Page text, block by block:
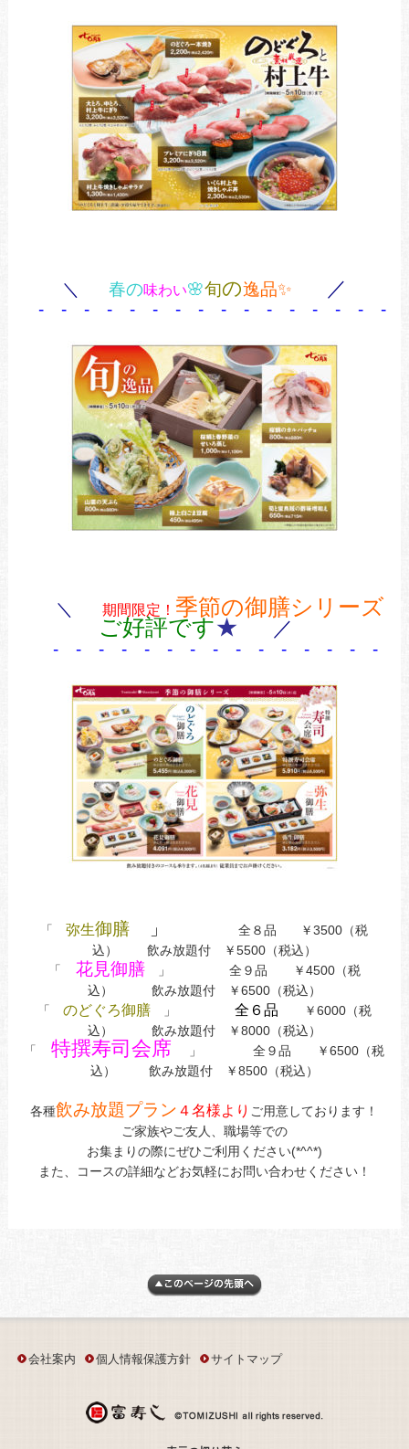
＼ 春の味わい🌸旬の逸品✨ ／
- - - - - - - - - - - - - - - -
＼ 期間限定！季節の御膳シリーズ
ご好評です★ ／
- - - - - - - - - - - - - - - -
「弥生御膳 」
全８品 ￥3500（税
込） 飲み放題付 ￥5500（税込）
「
花見御膳」 全９品 ￥4500（税
込） 飲み放題付 ￥6500（税込）
「 のどぐろ御膳」 全６品 ￥6000（税
込） 飲み放題付 ￥8000（税込）
「
特撰寿司会席
」 全９品 ￥6500（税
込） 飲み放題付 ￥8500（税込）
各種飲み放題プラン ４名様より ご用意しております！
ご家族やご友人、職場等での
お集まりの際にぜひご利用ください(*^^*)
また、コースの詳細などお気軽にお問い合わせください！
会社案内 個人情報保護方針 サイトマップ